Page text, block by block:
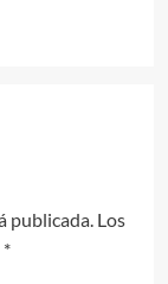
publicada. Los
*